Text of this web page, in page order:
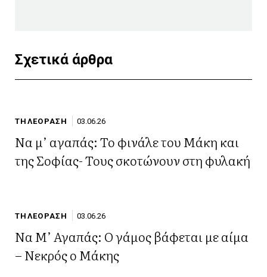
Σχετικά άρθρα
ΤΗΛΕΟΡΑΣΗ 03.06.26
Να μ’ αγαπάς: Το φινάλε του Μάκη και
της Σοφίας- Τους σκοτώνουν στη φυλακή
ΤΗΛΕΟΡΑΣΗ 03.06.26
Να Μ’ Αγαπάς: Ο γάμος βάφεται με αίμα
– Νεκρός ο Μάκης